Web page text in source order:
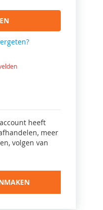
heeft
meer
volgen van